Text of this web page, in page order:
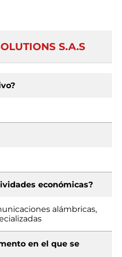
S.A.S
económicas?
alámbricas,
en el que se